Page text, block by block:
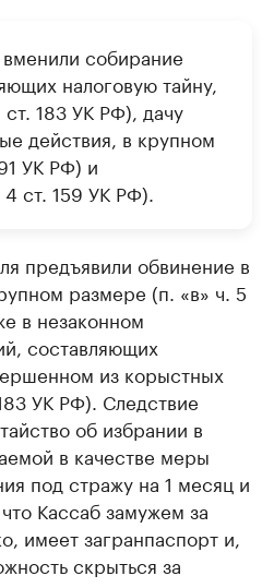
собирание
налоговую тайну,
ст. 183 УК РФ), дачу
действия, в крупном
УК РФ) и
ст. 159 УК РФ).
предъявили обвинение в
размере (п. «в» ч. 5
в незаконном
составляющих
из корыстных
УК РФ). Следствие
об избрании в
в качестве меры
под стражу на 1 месяц и
Кассаб замужем за
имеет загранпаспорт и,
скрыться за